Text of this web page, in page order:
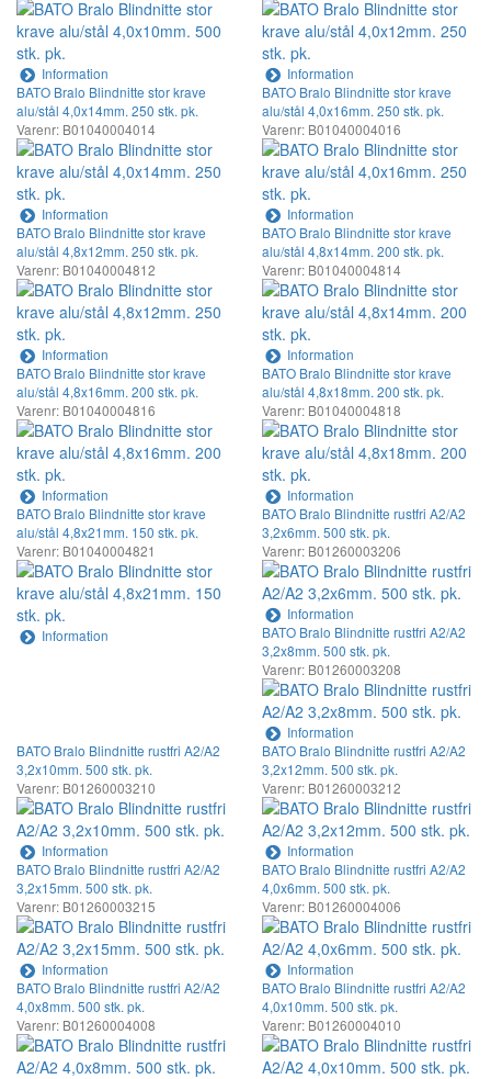
Information
Information
BATO Bralo Blindnitte stor krave
alu/stål 4,0x14mm. 250 stk. pk.
Varenr: B01040004014
Information
BATO Bralo Blindnitte stor krave
alu/stål 4,0x16mm. 250 stk. pk.
Varenr: B01040004016
Information
BATO Bralo Blindnitte stor krave
alu/stål 4,8x12mm. 250 stk. pk.
Varenr: B01040004812
Information
BATO Bralo Blindnitte stor krave
alu/stål 4,8x14mm. 200 stk. pk.
Varenr: B01040004814
Information
BATO Bralo Blindnitte stor krave
alu/stål 4,8x16mm. 200 stk. pk.
Varenr: B01040004816
Information
BATO Bralo Blindnitte stor krave
alu/stål 4,8x18mm. 200 stk. pk.
Varenr: B01040004818
Information
BATO Bralo Blindnitte stor krave
alu/stål 4,8x21mm. 150 stk. pk.
Varenr: B01040004821
Information
BATO Bralo Blindnitte rustfri A2/A2
3,2x6mm. 500 stk. pk.
Varenr: B01260003206
Information
BATO Bralo Blindnitte rustfri A2/A2
3,2x8mm. 500 stk. pk.
Varenr: B01260003208
Information
BATO Bralo Blindnitte rustfri A2/A2
3,2x10mm. 500 stk. pk.
Varenr: B01260003210
Information
BATO Bralo Blindnitte rustfri A2/A2
3,2x12mm. 500 stk. pk.
Varenr: B01260003212
Information
BATO Bralo Blindnitte rustfri A2/A2
3,2x15mm. 500 stk. pk.
Varenr: B01260003215
Information
BATO Bralo Blindnitte rustfri A2/A2
4,0x6mm. 500 stk. pk.
Varenr: B01260004006
Information
BATO Bralo Blindnitte rustfri A2/A2
4,0x8mm. 500 stk. pk.
Varenr: B01260004008
BATO Bralo Blindnitte rustfri A2/A2
4,0x10mm. 500 stk. pk.
Varenr: B01260004010